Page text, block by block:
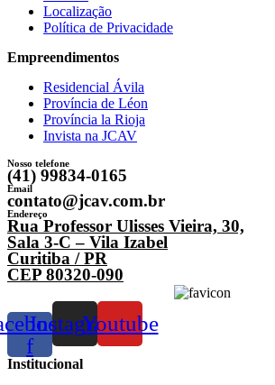
Localização
Política de Privacidade
Empreendimentos
Residencial Ávila
Província de Léon
Província la Rioja
Invista na JCAV
Nosso telefone
(41) 99834-0165
Email
contato@jcav.com.br
Endereço
Rua Professor Ulisses Vieira, 30,
Sala 3-C – Vila Izabel
Curitiba / PR
CEP 80320-090
f
InstagramYoutube
Institucional